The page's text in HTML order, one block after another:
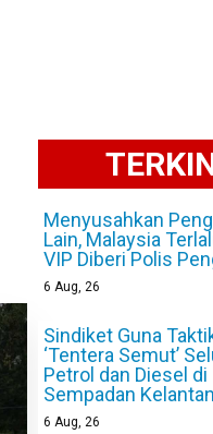
Menyusahkan
Lain, Malaysia
VIP Diberi Polis
6 Aug, 26
Sindiket Guna
‘Tentera Semut’
Petrol dan Diesel di
Sempadan Kelantan
6 Aug, 26